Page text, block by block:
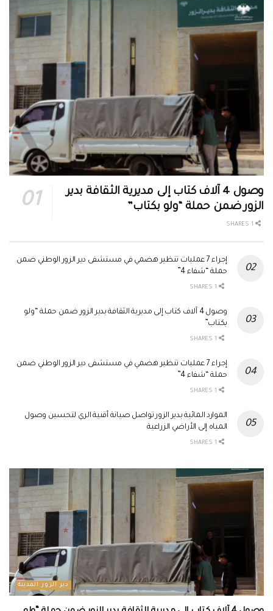
وصول 4 آلاف كتاب إلى مديرية الثقافة بدير
الزور ضمن حملة “ولو بكتاب”
إجراء 7 عمليات تنظير هضمي في مستشفى دير الزور الوطني ضمن
حملة “شفاء 4”
وصول 4 آلاف كتاب إلى مديرية الثقافة بدير الزور ضمن حملة “ولو
بكتاب”
إجراء 7 عمليات تنظير هضمي في مستشفى دير الزور الوطني ضمن
حملة “شفاء 4”
الموارد المائية بدير الزور تواصل صيانة أقنية الري لتحسين وصول
المياه إلى الأراضي الزراعية
دير الزور المدينة